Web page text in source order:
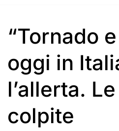
“Tornado
oggi in
l’allerta.
colpite